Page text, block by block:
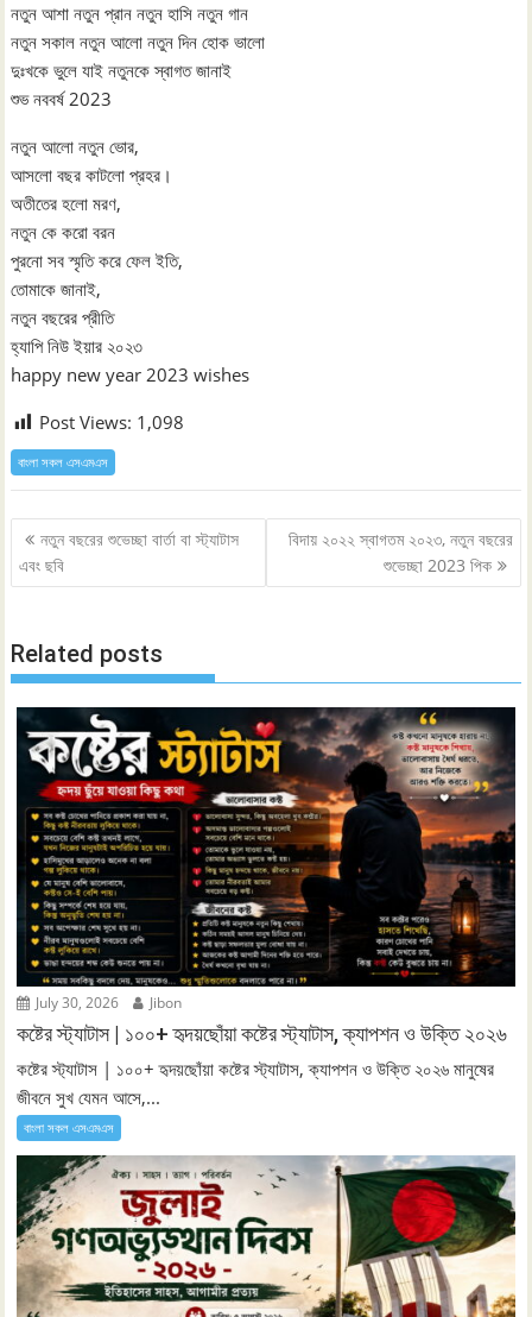
নতুন আশা নতুন প্রান নতুন হাসি নতুন গান
নতুন সকাল নতুন আলো নতুন দিন হোক ভালো
দুঃখকে ভুলে যাই নতুনকে স্বাগত জানাই
শুভ নববর্ষ 2023
নতুন আলো নতুন ভোর,
আসলো বছর কাটলো প্রহর।
অতীতের হলো মরণ,
নতুন কে করো বরন
পুরনো সব স্মৃতি করে ফেল ইতি,
তোমাকে জানাই,
নতুন বছরের প্রীতি
হ্যাপি নিউ ইয়ার ২০২৩
happy new year 2023 wishes
Post Views: 1,098
বাংলা সকল এসএমএস
Post
navigation
নতুন বছরের শুভেচ্ছা বার্তা বা স্ট্যাটাস
এবং ছবি
বিদায় ২০২২ স্বাগতম ২০২৩, নতুন বছরের
শুভেচ্ছা 2023 পিক
Related posts
July 30, 2026 Jibon
কষ্টের স্ট্যাটাস | ১০০+ হৃদয়ছোঁয়া কষ্টের স্ট্যাটাস, ক্যাপশন ও উক্তি ২০২৬
কষ্টের স্ট্যাটাস | ১০০+ হৃদয়ছোঁয়া কষ্টের স্ট্যাটাস, ক্যাপশন ও উক্তি ২০২৬ মানুষের
জীবনে সুখ যেমন আসে,...
বাংলা সকল এসএমএস